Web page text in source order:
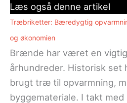
Læs også denne artikel
Træbriketter: Bæredygtig
og økonomien
Brænde har været en
århundreder. Historisk set
brugt træ til opvarmning,
byggemateriale. I takt